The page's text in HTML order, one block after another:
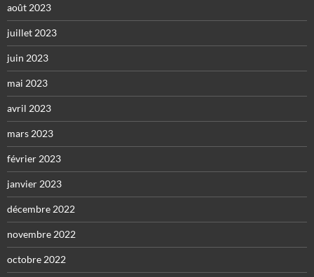
août 2023
juillet 2023
juin 2023
mai 2023
avril 2023
mars 2023
février 2023
janvier 2023
décembre 2022
novembre 2022
octobre 2022